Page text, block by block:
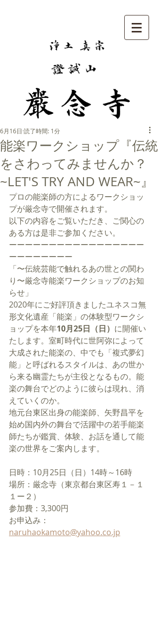
能楽ワークショップ『伝統
をさわってみませんか？
~LET'S TRY AND WEAR~』
6月16日 読了時間: 1分
プロの能楽師の方によるワークショッ
プが厳念寺で開催されます。
以下の内容をご覧いただき、ご関心の
ある方は是非ご参加ください。
ーーーーーーーーーーーーーーーーー
ーーーーーーーー
「〜伝統芸能で触れるあの世との関わ
り〜厳念寺能楽ワークショップのお知
らせ」
2020年にご好評頂きましたユネスコ無
形文化遺産「能楽」の体験型ワークシ
ョップを本年10月25日（日） に開催い
たします。室町時代に世阿弥によって
大成された能楽の、中でも「複式夢幻
能」と呼ばれるスタイルは、あの世か
ら来る幽霊たちが主役となるもの。能
楽の舞台でどのように彼らは現れ、消
えていくのか。
地元台東区出身の能楽師、矢野昌平を
始め国内外の舞台で活躍中の若手能楽
師たちが鑑賞、体験、お話を通して能
楽の世界をご案内します。
日時：10月25日（日）14時～16時
場所：厳念寺（東京都台東区寿１－１
１ー２）
参加費：3,300円
お申込み：
naruhaokamoto@yahoo.co.jp